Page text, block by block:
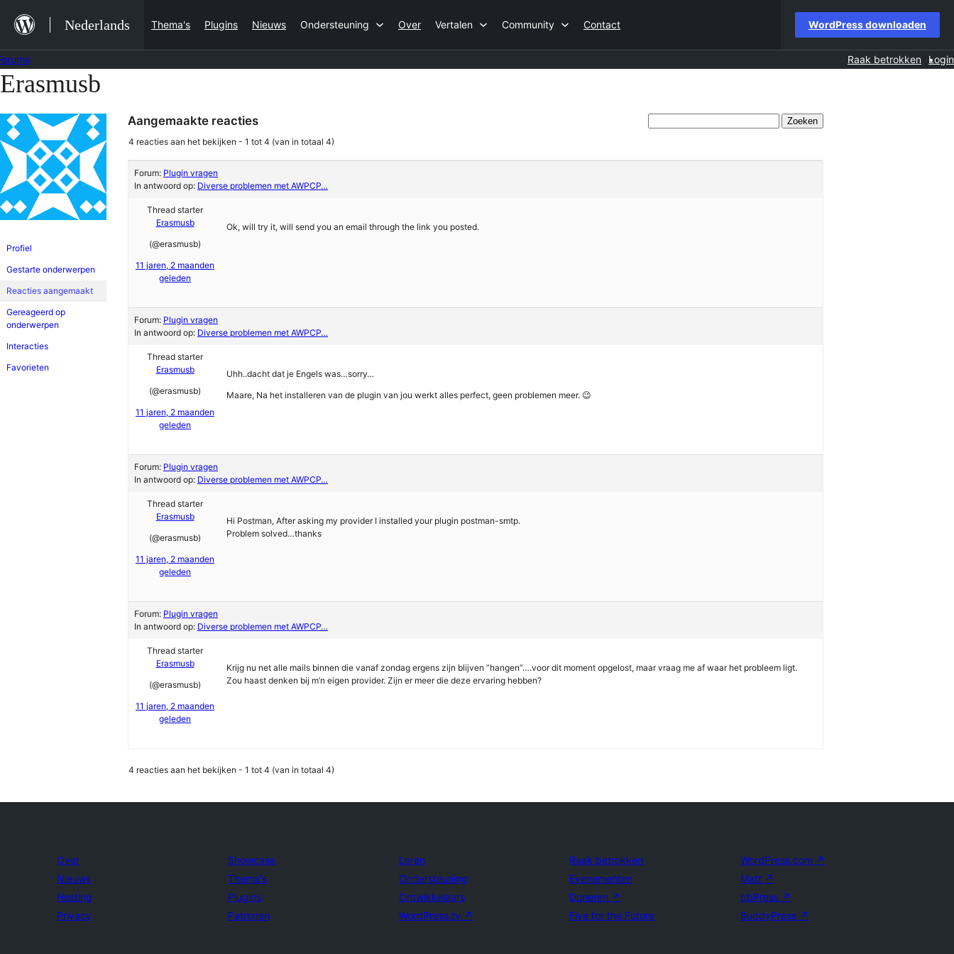
naar
de
inhoud
Nederlands Thema's Plugins Nieuws Ondersteuning Over Vertalen Community Contact WordPress downloaden
Raak betrokken Login
Ga
de
inhoud
Erasmusb
Profiel
Gestarte onderwerpen
Reacties aangemaakt
Gereageerd op
onderwerpen
Interacties
Favorieten
Aangemaakte reacties
4 reacties aan het bekijken - 1 tot 4 (van in totaal 4)
Forum: Plugin vragen
In antwoord op: Diverse problemen met AWPCP…
Thread starter
Erasmusb
(@erasmusb)
11 jaren, 2 maanden
geleden
Ok, will try it, will send you an email through the link you posted.
Forum: Plugin vragen
In antwoord op: Diverse problemen met AWPCP…
Thread starter
Erasmusb
(@erasmusb)
11 jaren, 2 maanden
geleden
Uhh..dacht dat je Engels was…sorry…
Maare, Na het installeren van de plugin van jou werkt alles perfect, geen problemen meer. 😉
Forum: Plugin vragen
In antwoord op: Diverse problemen met AWPCP…
Thread starter
Erasmusb
(@erasmusb)
11 jaren, 2 maanden
geleden
Hi Postman, After asking my provider I installed your plugin postman-smtp.
Problem solved…thanks
Forum: Plugin vragen
In antwoord op: Diverse problemen met AWPCP…
Thread starter
Erasmusb
(@erasmusb)
11 jaren, 2 maanden
geleden
Krijg nu net alle mails binnen die vanaf zondag ergens zijn blijven ”hangen”….voor dit moment opgelost, maar vraag me af waar het probleem ligt.
Zou haast denken bij m’n eigen provider. Zijn er meer die deze ervaring hebben?
4 reacties aan het bekijken - 1 tot 4 (van in totaal 4)
Over
Nieuws
Hosting
Privacy
Showcase
Thema's
Plugins
Patronen
Leren
Ondersteuning
Ontwikkelaars
WordPress.tv ↗
Raak betrokken
Evenementen
Doneren ↗
Five for the Future
WordPress.com ↗
Matt ↗
bbPress ↗
BuddyPress ↗